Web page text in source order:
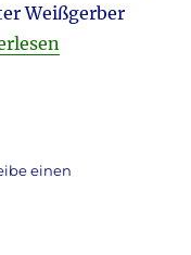
Weißgerber
aktuell
einen